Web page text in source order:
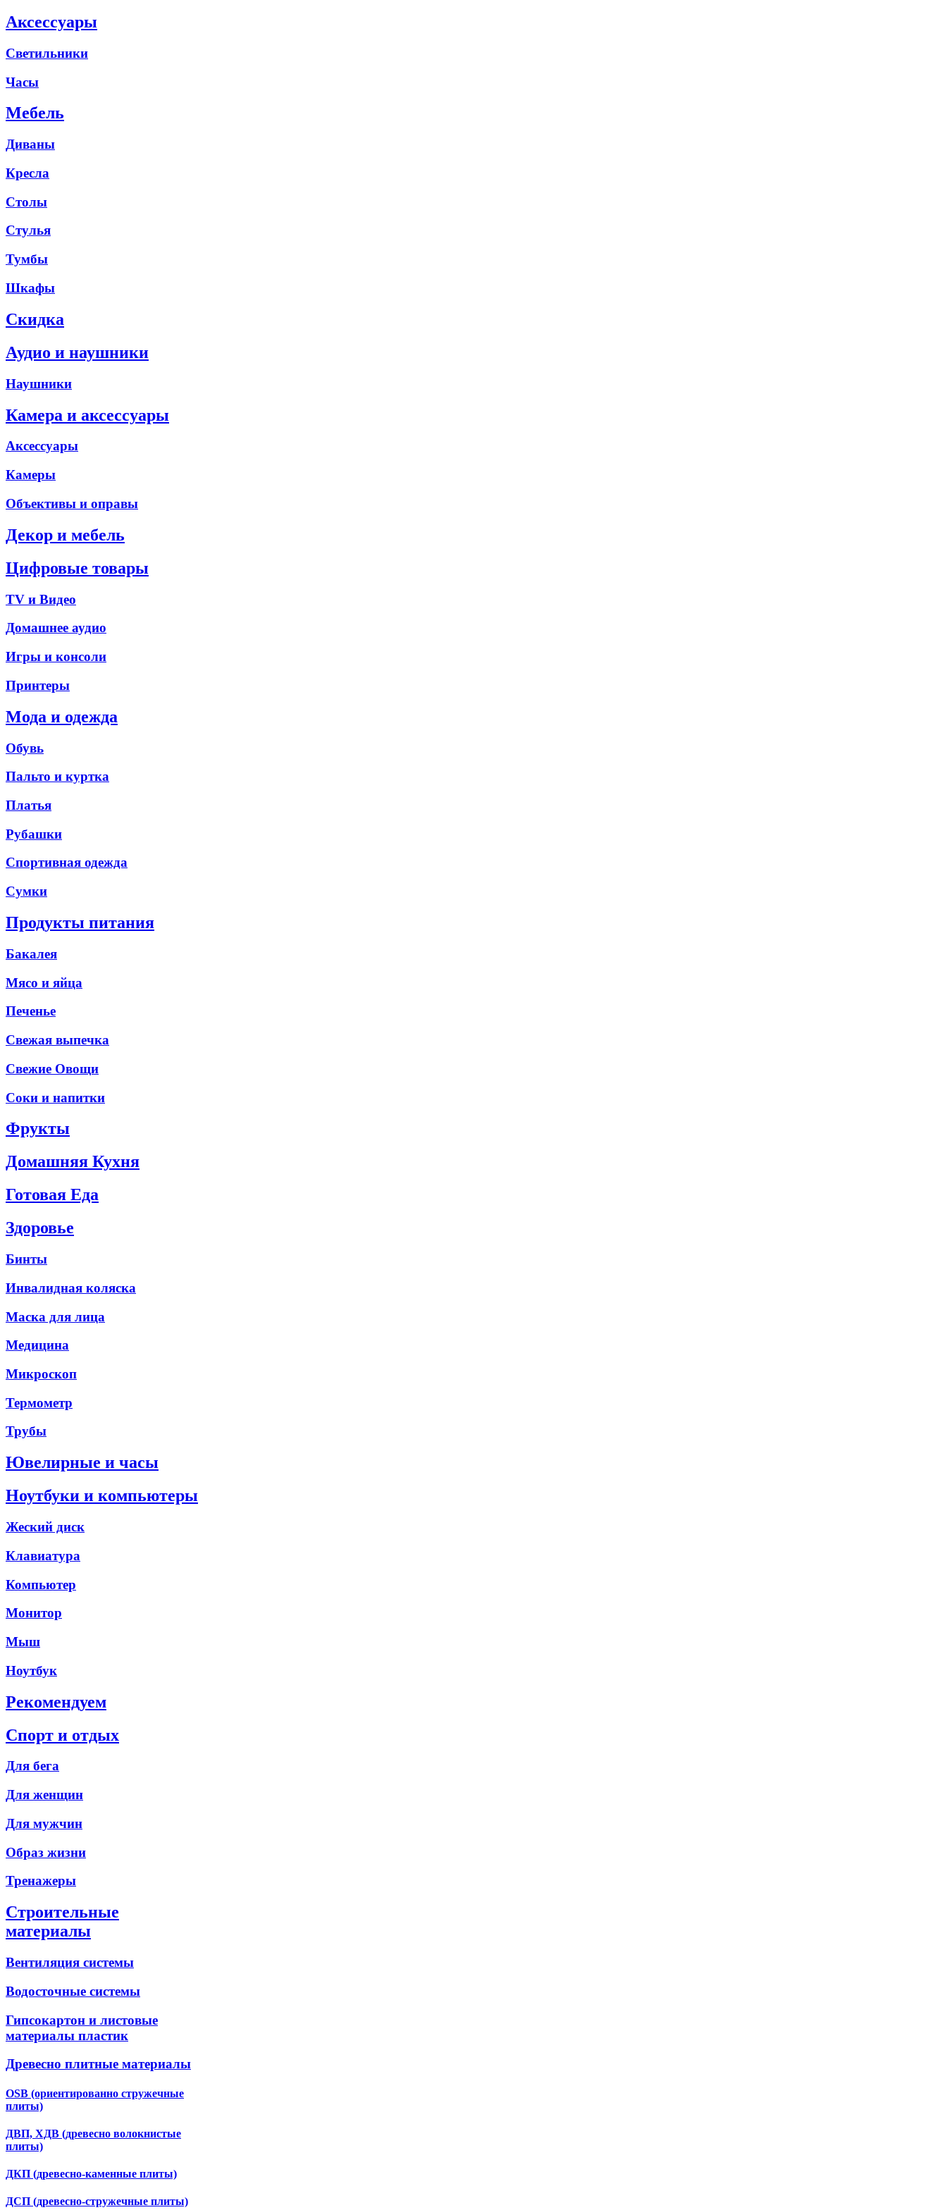
Аксессуары
Светильники
Часы
Мебель
Диваны
Кресла
Столы
Стулья
Тумбы
Шкафы
Скидка
Аудио и наушники
Наушники
Камера и аксессуары
Аксессуары
Камеры
Объективы и оправы
Декор и мебель
Цифровые товары
TV и Видео
Домашнее аудио
Игры и консоли
Принтеры
Мода и одежда
Обувь
Пальто и куртка
Платья
Рубашки
Спортивная одежда
Сумки
Продукты питания
Бакалея
Мясо и яйца
Печенье
Свежая выпечка
Свежие Овощи
Соки и напитки
Фрукты
Домашняя Кухня
Готовая Еда
Здоровье
Бинты
Инвалидная коляска
Маска для лица
Медицина
Микроскоп
Термометр
Трубы
Ювелирные и часы
Ноутбуки и компьютеры
Жеский диск
Клавиатура
Компьютер
Монитор
Мыш
Ноутбук
Рекомендуем
Спорт и отдых
Для бега
Для женщин
Для мужчин
Образ жизни
Тренажеры
Строительные
материалы
Вентиляция системы
Водосточные системы
Гипсокартон и листовые
материалы пластик
Древесно плитные материалы
OSB (ориентированно стружечные
плиты)
ДВП, ХДВ (древесно волокнистые
плиты)
ДКП (древесно-каменные плиты)
ДСП (древесно-стружечные плиты)